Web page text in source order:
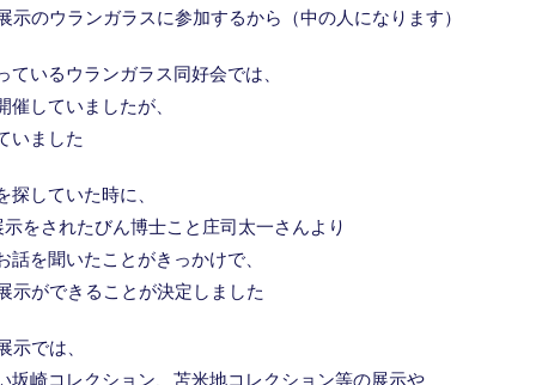
示のウランガラスに参加するから（中の人になります）
いるウランガラス同好会では、
していましたが、
いました
していた時に、
をされたびん博士こと庄司太一さんより
を聞いたことがきっかけで、
示ができることが決定しました
では、
坂崎コレクション、苫米地コレクション等の展示や